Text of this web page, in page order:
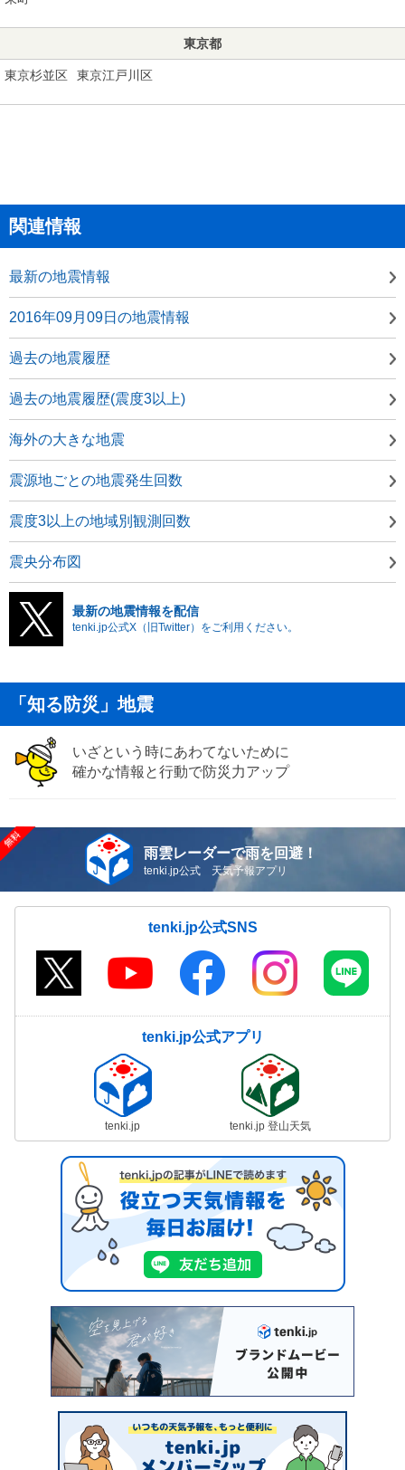
東京都
東京杉並区 東京江戸川区
関連情報
最新の地震情報
2016年09月09日の地震情報
過去の地震履歴
過去の地震履歴(震度3以上)
海外の大きな地震
震源地ごとの地震発生回数
震度3以上の地域別観測回数
震央分布図
最新の地震情報を配信
tenki.jp公式X（旧Twitter）をご利用ください。
「知る防災」地震
いざという時にあわてないために
確かな情報と行動で防災力アップ
雨雲レーダーで雨を回避！
tenki.jp公式 天気予報アプリ
tenki.jp公式SNS
tenki.jp公式アプリ
tenki.jp tenki.jp 登山天気